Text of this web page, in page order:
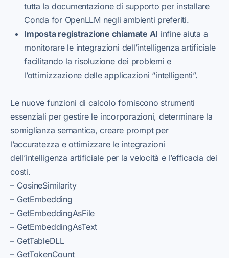
tutta la documentazione di supporto per installare
Conda for OpenLLM negli ambienti preferiti.
Imposta registrazione chiamate AI infine aiuta a
monitorare le integrazioni dell’intelligenza artificiale
facilitando la risoluzione dei problemi e
l’ottimizzazione delle applicazioni “intelligenti”.
Le nuove funzioni di calcolo forniscono strumenti
essenziali per gestire le incorporazioni, determinare la
somiglianza semantica, creare prompt per
l’accuratezza e ottimizzare le integrazioni
dell’intelligenza artificiale per la velocità e l’efficacia dei
costi.
– CosineSimilarity
– GetEmbedding
– GetEmbeddingAsFile
– GetEmbeddingAsText
– GetTableDLL
– GetTokenCount